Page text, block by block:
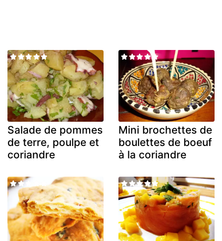
Salade de pommes
de terre, poulpe et
coriandre
Mini brochettes de
boulettes de boeuf
à la coriandre